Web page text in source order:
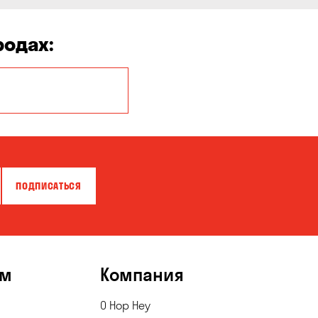
Бровары
Гатное
ПОДПИСАТЬСЯ
Компания
О Hop Hey